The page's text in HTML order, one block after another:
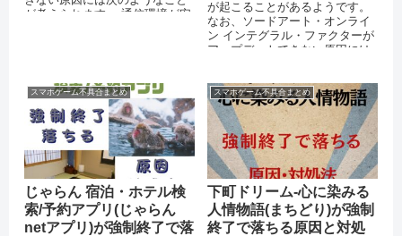
が考えられます。 通信環境が安
が起こることがあるようです。
なお、ソードアート・オンライ
ン インテグラル・ファクターが
アップデートできない原因には
スマホゲーム不具合まとめ
じゃらん 宿泊・ホテル検
索/予約アプリ(じゃらん
netアプリ)が強制終了で落
スマホゲーム不具合まとめ
下町ドリーム-心に染みる
人情物語(まちどり)が強制
終了で落ちる原因と対処